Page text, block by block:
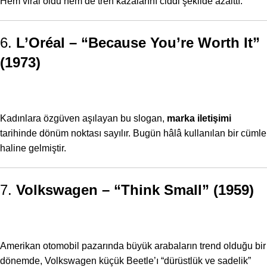
6. L’Oréal – “Because You’re Worth It”
(1973)
Kadınlara özgüven aşılayan bu slogan, marka iletişimi
tarihinde dönüm noktası sayılır. Bugün hâlâ kullanılan bir cümle
haline gelmiştir.
7. Volkswagen – “Think Small” (1959)
Amerikan otomobil pazarında büyük arabaların trend olduğu bir
dönemde, Volkswagen küçük Beetle’ı “dürüstlük ve sadelik”